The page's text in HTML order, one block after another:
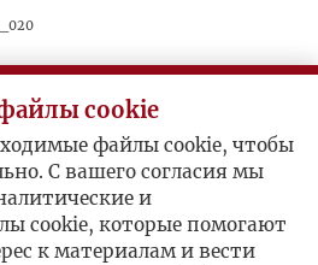
otwartości,
potencjale militarnym
obficie artykuł
„Armia
zamieszczony w „Kulturze”
cookie
файлы cookie, чтобы
С вашего согласия мы
и
cookie, которые помогают
к материалам и вести